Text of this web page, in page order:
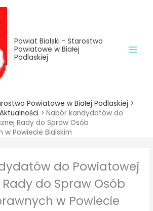
Powiat Bialski - Starostwo
Powiatowe w Białej
Podlaskiej
Powiatowe w Białej Podlaskiej >
Aktualności > Nabór kandydatów do
Rady do Spraw Osób
w Powiecie Bialskim
do Powiatowej
Rady do Spraw Osób
w Powiecie